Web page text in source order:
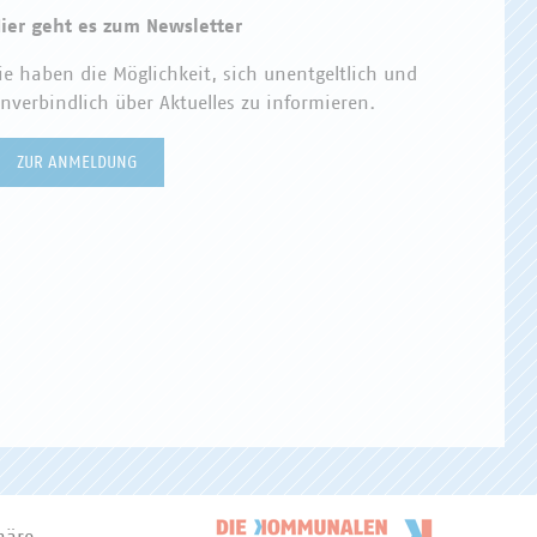
geht es zum Newsletter
haben die Möglichkeit, sich unentgeltlich und
über Aktuelles zu informieren.
ZUR ANMELDUNG